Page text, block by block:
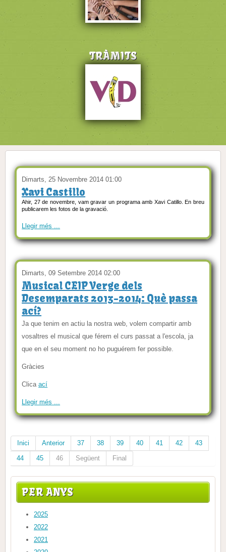
TRÀMITS
Dimarts, 25 Novembre 2014 01:00
Xavi Castillo
Ahir, 27 de novembre, vam gravar un programa amb Xavi Catillo. En breu
publicarem les fotos de la gravació.
Llegir més ...
Dimarts, 09 Setembre 2014 02:00
Musical CEIP Verge dels
Desemparats 2013-2014: Què passa
ací?
Ja que tenim en actiu la nostra web, volem compartir amb
vosaltres el musical que férem el curs passat a l'escola, ja
que en el seu moment no ho puguérem fer possible.
Gràcies
Clicaací
Llegir més ...
Inici Anterior 37 38 39 40 41 42
43
44
45 46 Següent Final
PER ANYS
2025
2022
2021